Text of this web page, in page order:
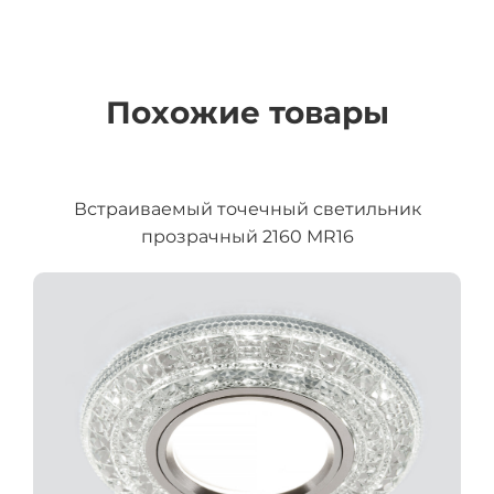
Похожие товары
Встраиваемый точечный светильник
прозрачный 2160 MR16